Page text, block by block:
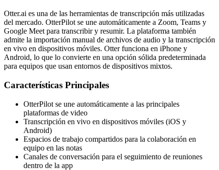
Otter.ai es una de las herramientas de transcripción más utilizadas
del mercado. OtterPilot se une automáticamente a Zoom, Teams y
Google Meet para transcribir y resumir. La plataforma también
admite la importación manual de archivos de audio y la transcripción
en vivo en dispositivos móviles. Otter funciona en iPhone y
Android, lo que lo convierte en una opción sólida predeterminada
para equipos que usan entornos de dispositivos mixtos.
Características Principales
OtterPilot se une automáticamente a las principales
plataformas de video
Transcripción en vivo en dispositivos móviles (iOS y
Android)
Espacios de trabajo compartidos para la colaboración en
equipo en las notas
Canales de conversación para el seguimiento de reuniones
dentro de la app